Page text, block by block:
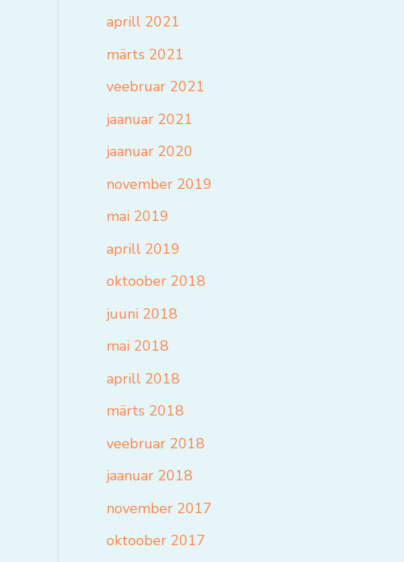
aprill 2021
märts 2021
veebruar 2021
jaanuar 2021
jaanuar 2020
november 2019
mai 2019
aprill 2019
oktoober 2018
juuni 2018
mai 2018
aprill 2018
märts 2018
veebruar 2018
jaanuar 2018
november 2017
oktoober 2017